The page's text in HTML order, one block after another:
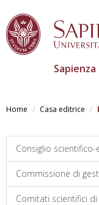
contenuto
Home Casa editrice
Consiglio
Commissione di
Comitati scientifici di